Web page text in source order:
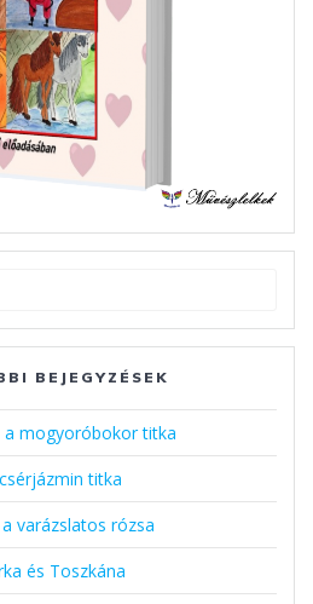
BEJEGYZÉSEK
a mogyoróbokor titka
titka
varázslatos rózsa
és Toszkána